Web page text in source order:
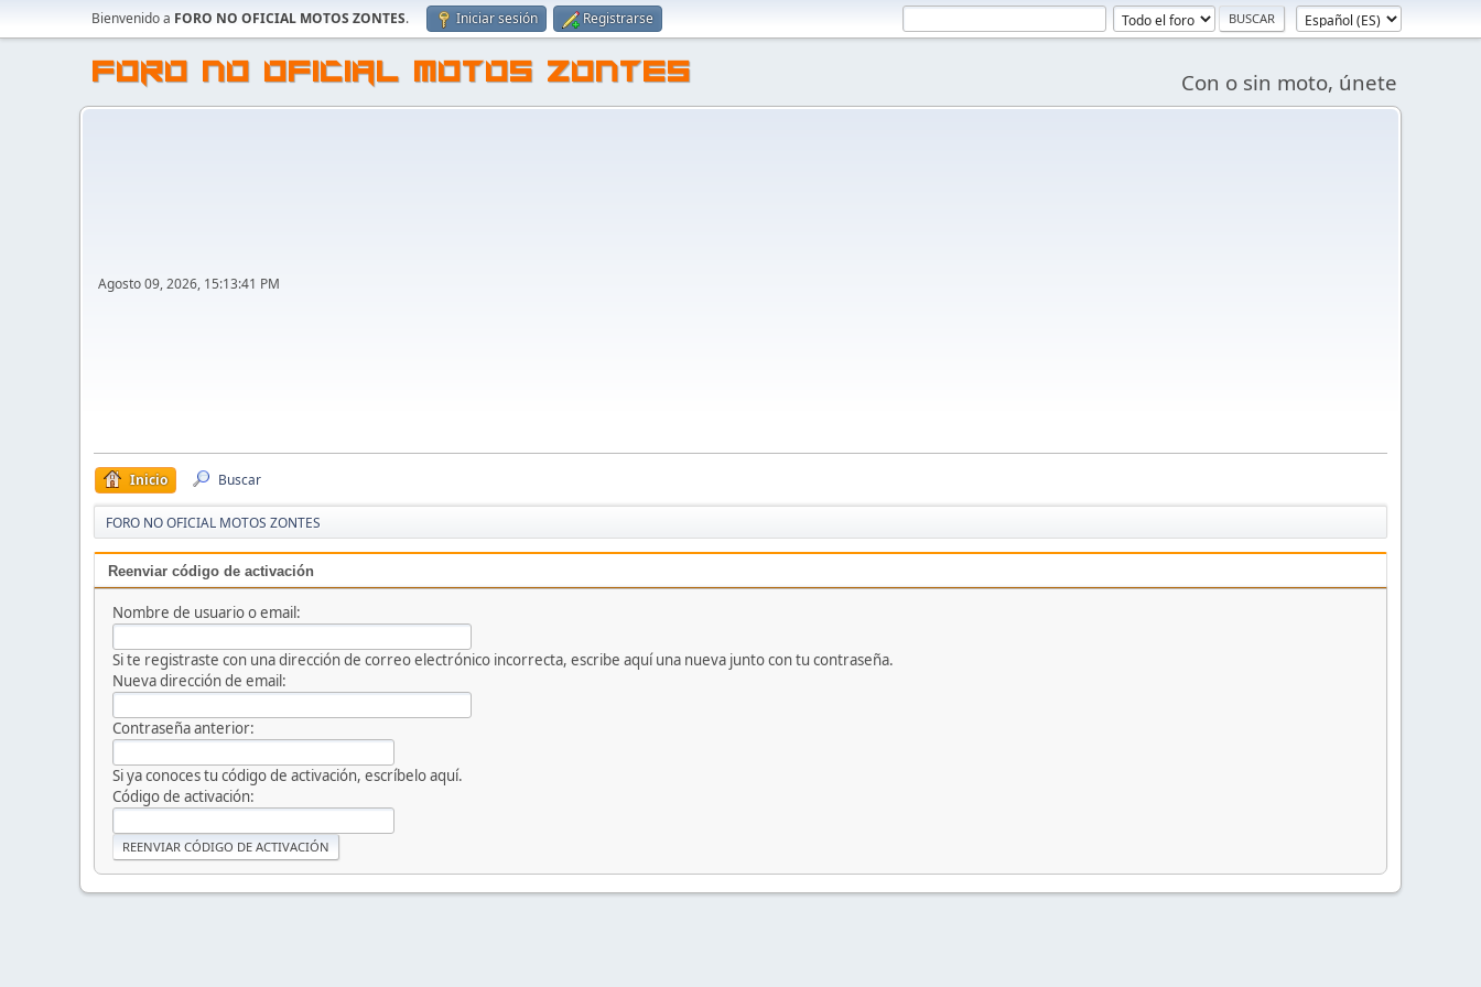
Bienvenido a FORO NO OFICIAL MOTOS ZONTES. Iniciar sesión Registrarse
FORO NO OFICIAL MOTOS ZONTES Con o sin moto, únete
Agosto 09, 2026, 15:13:41 PM
Inicio Buscar
FORO NO OFICIAL MOTOS ZONTES
Reenviar código de activación
Nombre de usuario o email:
Si te registraste con una dirección de correo electrónico incorrecta, escribe aquí una nueva junto con tu contraseña.
Nueva dirección de email:
Contraseña anterior:
Si ya conoces tu código de activación, escríbelo aquí.
Código de activación: